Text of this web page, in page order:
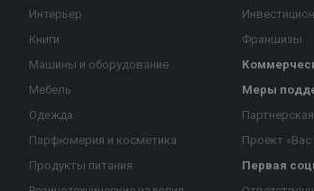
Интерьер
Книги
Машины и оборудование
Мебель
Одежда
Парфюмерия и косметика
Продукты питания
Франшизы
Меры
Проект
Первая